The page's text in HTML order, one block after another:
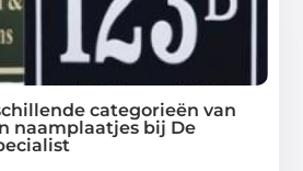
categorieën van
naamplaatjes bij De